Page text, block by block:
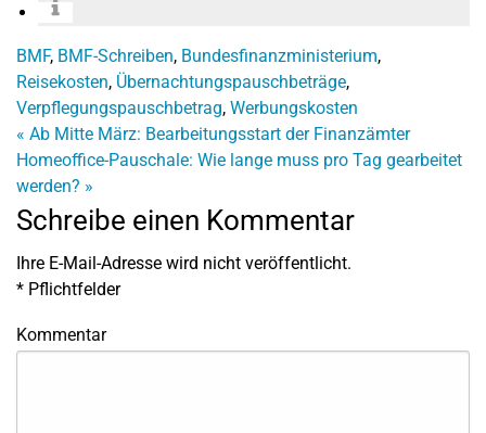
BMF, BMF-Schreiben, Bundesfinanzministerium,
Reisekosten, Übernachtungspauschbeträge,
Verpflegungspauschbetrag, Werbungskosten
« Ab Mitte März: Bearbeitungsstart der Finanzämter
Homeoffice-Pauschale: Wie lange muss pro Tag gearbeitet
werden? »
Schreibe einen Kommentar
Ihre E-Mail-Adresse wird nicht veröffentlicht.
* Pflichtfelder
Kommentar